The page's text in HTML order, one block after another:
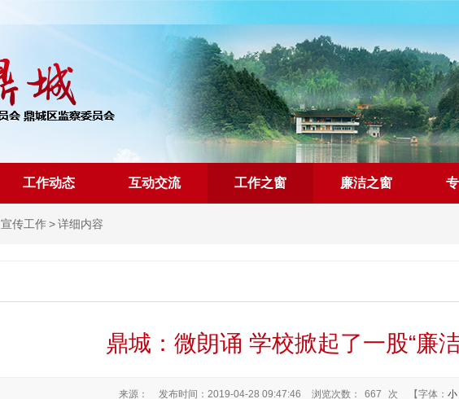
工作动态 互动交流 工作之窗 廉洁之窗
宣传工作>详细内容
鼎城：微朗诵 学校掀起了一股“廉
来源： 发布时间：2019-04-28 09:47:46 浏览次数： 667 次 【字体： 小